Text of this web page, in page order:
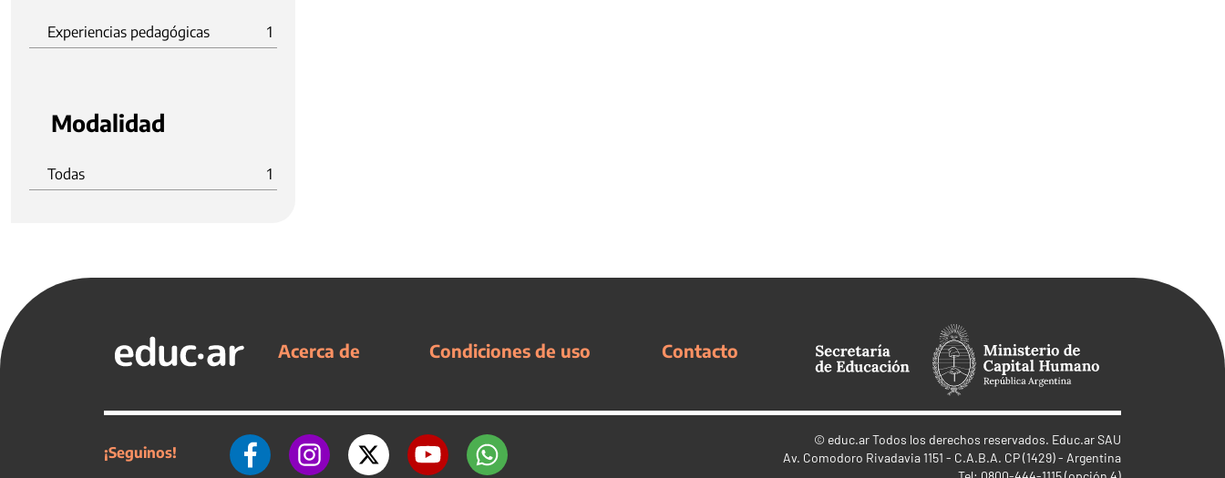
Experiencias pedagógicas 1
Modalidad
Todas 1
Acerca de Condiciones de uso Contacto
¡Seguinos!
© educ.arTodos los derechos reservados. Educ.ar SAU
Av. Comodoro Rivadavia 1151 - C.A.B.A. CP (1429) - Argentina